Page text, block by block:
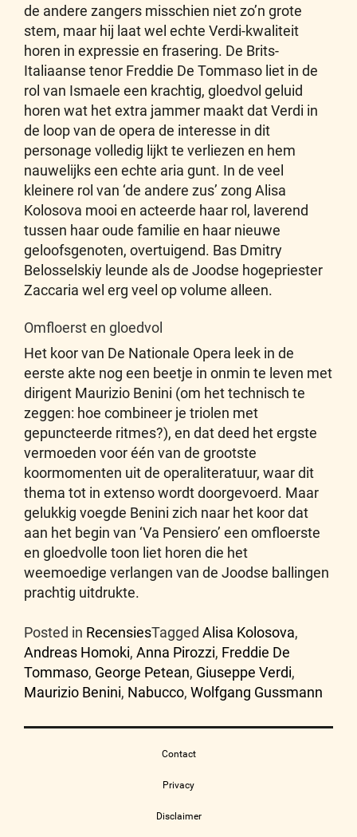
de andere zangers misschien niet zo’n grote
stem, maar hij laat wel echte Verdi-kwaliteit
horen in expressie en frasering. De Brits-
Italiaanse tenor Freddie De Tommaso liet in de
rol van Ismaele een krachtig, gloedvol geluid
horen wat het extra jammer maakt dat Verdi in
de loop van de opera de interesse in dit
personage volledig lijkt te verliezen en hem
nauwelijks een echte aria gunt. In de veel
kleinere rol van ‘de andere zus’ zong Alisa
Kolosova mooi en acteerde haar rol, laverend
tussen haar oude familie en haar nieuwe
geloofsgenoten, overtuigend. Bas Dmitry
Belosselskiy leunde als de Joodse hogepriester
Zaccaria wel erg veel op volume alleen.
Omfloerst en gloedvol
Het koor van De Nationale Opera leek in de
eerste akte nog een beetje in onmin te leven met
dirigent Maurizio Benini (om het technisch te
zeggen: hoe combineer je triolen met
gepuncteerde ritmes?), en dat deed het ergste
vermoeden voor één van de grootste
koormomenten uit de operaliteratuur, waar dit
thema tot in extenso wordt doorgevoerd. Maar
gelukkig voegde Benini zich naar het koor dat
aan het begin van ‘Va Pensiero’ een omfloerste
en gloedvolle toon liet horen die het
weemoedige verlangen van de Joodse ballingen
prachtig uitdrukte.
Posted in RecensiesTagged Alisa Kolosova,
Andreas Homoki, Anna Pirozzi, Freddie De
Tommaso, George Petean, Giuseppe Verdi,
Maurizio Benini, Nabucco, Wolfgang Gussmann
Contact
Privacy
Disclaimer